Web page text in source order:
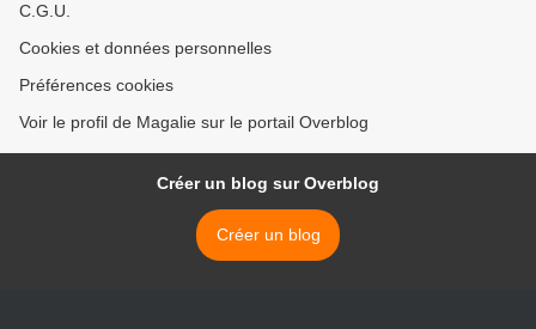
C.G.U.
Cookies et données personnelles
Préférences cookies
Voir le profil de Magalie sur le portail Overblog
Créer un blog sur Overblog
Créer un blog